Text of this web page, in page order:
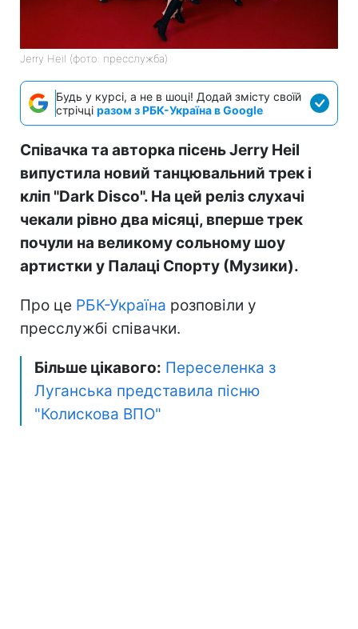
Jerry Heil (фото: пресслужба)
Будь у курсі, а не в шоці! Додай змісту своїй
стрічці разом з РБК-Україна в Google
Співачка та авторка пісень Jerry Heil
випустила новий танцювальний трек і
кліп "Dark Disco". На цей реліз слухачі
чекали рівно два місяці, вперше трек
почули на великому сольному шоу
артистки у Палаці Спорту (Музики).
Про це РБК-Україна розповіли у
пресслужбі співачки.
Більше цікавого: Переселенка з
Луганська представила пісню
"Колискова ВПО"